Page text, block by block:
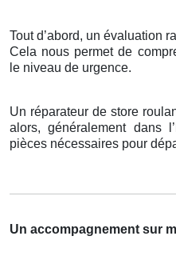
Tout d’abord, un évaluation
Cela nous permet de
le niveau de urgence.
Un réparateur de store
alors, généralement dans
pièces nécessaires pour
Un accompagnement sur